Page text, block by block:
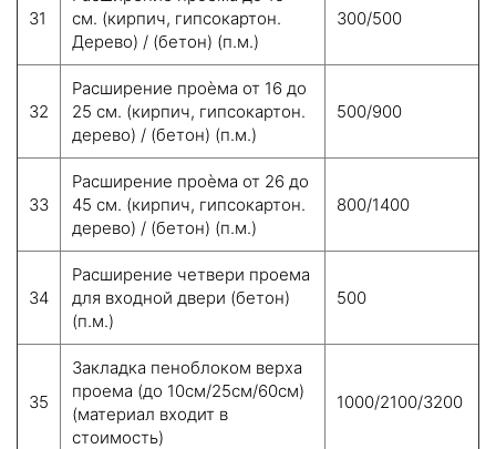
31
см. (кирпич, гипсокартон.
Дерево) / (бетон) (п.м.)
300/500
32
Расширение проѐма от 16 до
25 см. (кирпич, гипсокартон.
дерево) / (бетон) (п.м.)
500/900
33
Расширение проѐма от 26 до
45 см. (кирпич, гипсокартон.
дерево) / (бетон) (п.м.)
800/1400
34
Расширение четвери проема
для входной двери (бетон)
(п.м.)
500
35
Закладка пеноблоком верха
проема (до 10см/25см/60см)
(материал входит в
стоимость)
1000/2100/3200